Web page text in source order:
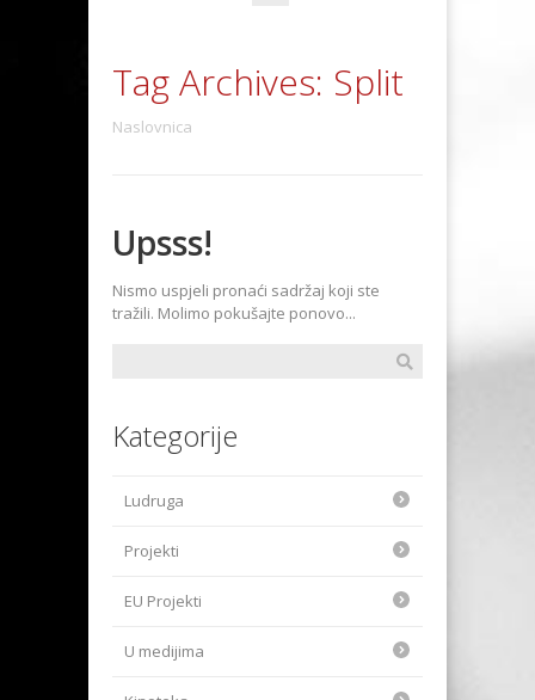
Tag Archives: Split
Naslovnica
Upsss!
Nismo uspjeli pronaći sadržaj koji ste
tražili. Molimo pokušajte ponovo...
Kategorije
Ludruga
Projekti
EU Projekti
U medijima